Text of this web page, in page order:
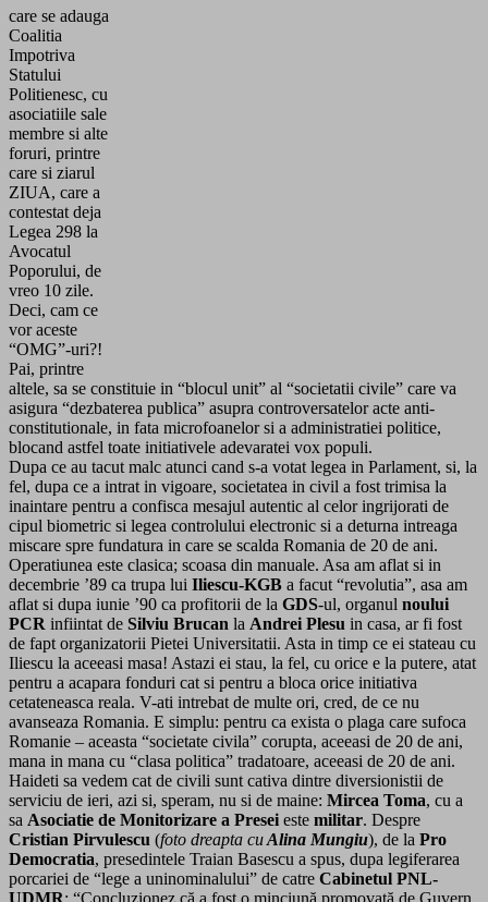
care se adauga
Coalitia
Impotriva
Statului
Politienesc, cu
asociatiile sale
membre si alte
foruri, printre
care si ziarul
ZIUA, care a
contestat deja
Legea 298 la
Avocatul
Poporului, de
vreo 10 zile.
Deci, cam ce
vor aceste
“OMG”-uri?!
Pai, printre
altele, sa se constituie in “blocul unit” al “societatii civile” care va
asigura “dezbaterea publica” asupra controversatelor acte anti-
constitutionale, in fata microfoanelor si a administratiei politice,
blocand astfel toate initiativele adevaratei vox populi.
Dupa ce au tacut malc atunci cand s-a votat legea in Parlament, si, la
fel, dupa ce a intrat in vigoare, societatea in civil a fost trimisa la
inaintare pentru a confisca mesajul autentic al celor ingrijorati de
cipul biometric si legea controlului electronic si a deturna intreaga
miscare spre fundatura in care se scalda Romania de 20 de ani.
Operatiunea este clasica; scoasa din manuale. Asa am aflat si in
decembrie ’89 ca trupa lui Iliescu-KGB a facut “revolutia”, asa am
aflat si dupa iunie ’90 ca profitorii de la GDS-ul, organul noului
PCR infiintat de Silviu Brucan la Andrei Plesu in casa, ar fi fost
de fapt organizatorii Pietei Universitatii. Asta in timp ce ei stateau cu
Iliescu la aceeasi masa! Astazi ei stau, la fel, cu orice e la putere, atat
pentru a acapara fonduri cat si pentru a bloca orice initiativa
cetateneasca reala. V-ati intrebat de multe ori, cred, de ce nu
avanseaza Romania. E simplu: pentru ca exista o plaga care sufoca
Romanie – aceasta “societate civila” corupta, aceeasi de 20 de ani,
mana in mana cu “clasa politica” tradatoare, aceeasi de 20 de ani.
Haideti sa vedem cat de civili sunt cativa dintre diversionistii de
serviciu de ieri, azi si, speram, nu si de maine: Mircea Toma, cu a
sa Asociatie de Monitorizare a Presei este militar. Despre
Cristian Pirvulescu (foto dreapta cuAlina Mungiu), de la Pro
Democratia, presedintele Traian Basescu a spus, dupa legiferarea
porcariei de “lege a uninominalului” de catre Cabinetul PNL-
UDMR: “Concluzionez că a fost o minciună promovată de Guvern